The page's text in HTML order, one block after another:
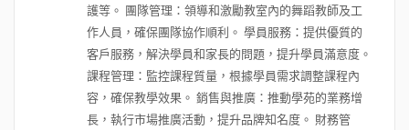
護等。 團隊管理：領導和激勵教室內的舞蹈教師及工
作人員，確保團隊協作順利。 學員服務：提供優質的
客戶服務，解決學員和家長的問題，提升學員滿意度。
課程管理：監控課程質量，根據學員需求調整課程內
容，確保教學效果。 銷售與推廣：推動學苑的業務增
長，執行市場推廣活動，提升品牌知名度。 財務管